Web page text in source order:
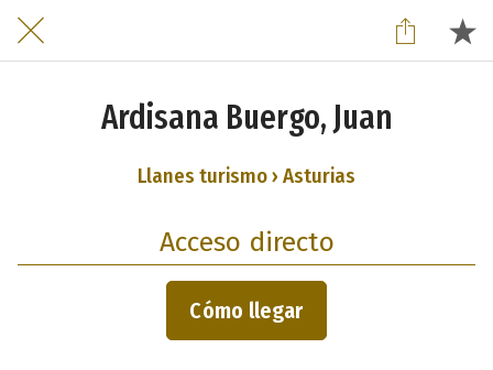
Ardisana Buergo, Juan
Llanes turismo › Asturias
Acceso directo
Cómo llegar